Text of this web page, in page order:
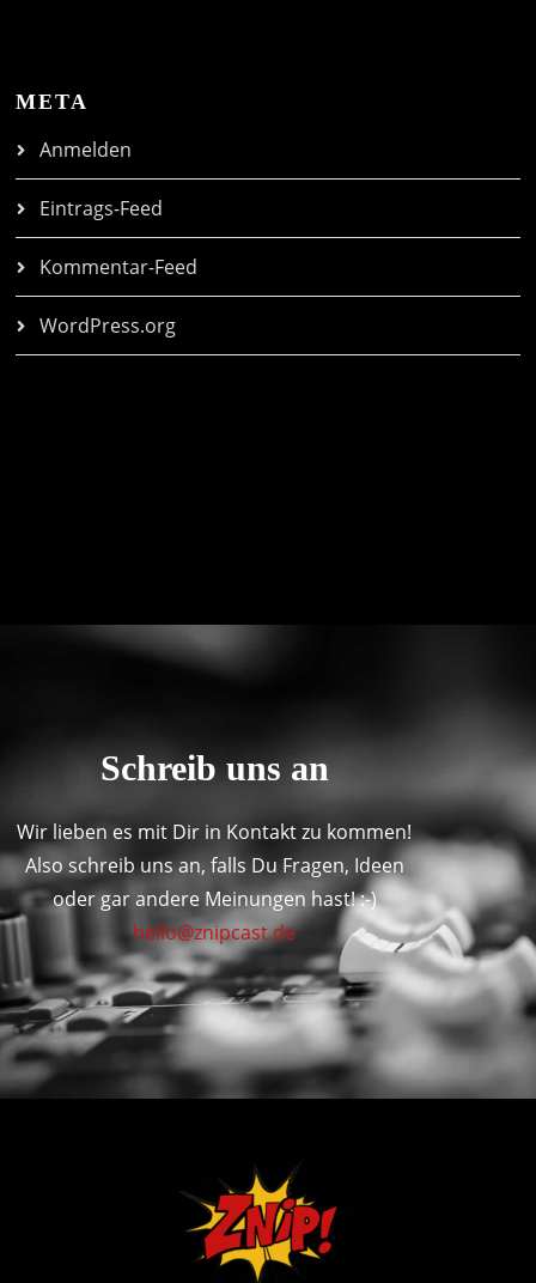
META
Anmelden
Eintrags-Feed
Kommentar-Feed
WordPress.org
Schreib uns an
Wir lieben es mit Dir in Kontakt zu kommen!
Also schreib uns an, falls Du Fragen, Ideen
oder gar andere Meinungen hast! :-)
hello@znipcast.de